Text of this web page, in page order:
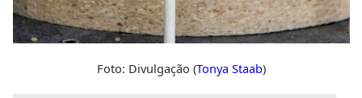
Foto: Divulgação (Tonya Staab)